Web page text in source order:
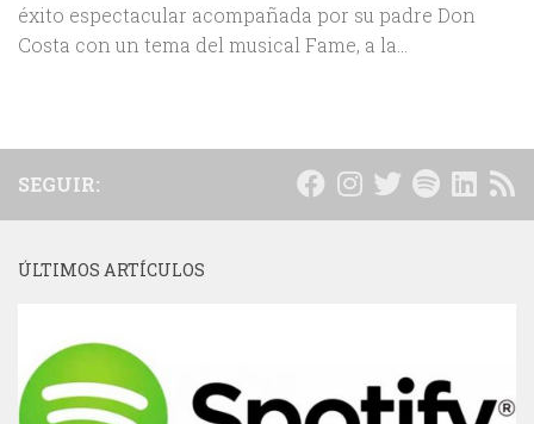
éxito espectacular acompañada por su padre Don
Costa con un tema del musical Fame, a la...
SEGUIR:
ÚLTIMOS ARTÍCULOS